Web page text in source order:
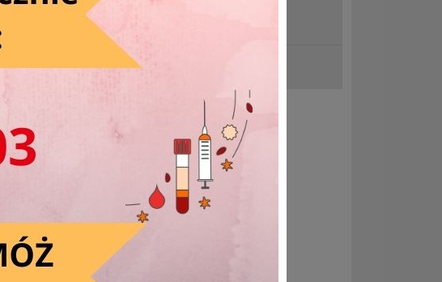
Światowy Dzień Krwiodawcy 14 czerwca
Wszystkie aktualności